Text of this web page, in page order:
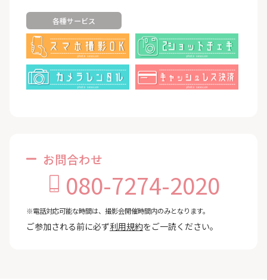
各種サービス
お問合わせ
080-7274-2020
※電話対応可能な時間は、撮影会開催時間内のみとなります。
ご参加される前に必ず利用規約をご一読ください。